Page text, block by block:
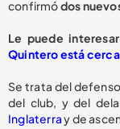
confirmódos
Le puede
Quintero está
Se trata del
del club, y del
Inglaterray de